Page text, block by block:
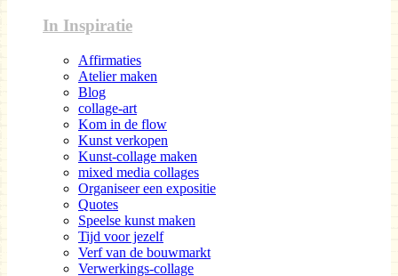
In Inspiratie
Affirmaties
Atelier maken
Blog
collage-art
Kom in de flow
Kunst verkopen
Kunst-collage maken
mixed media collages
Organiseer een expositie
Quotes
Speelse kunst maken
Tijd voor jezelf
Verf van de bouwmarkt
Verwerkings-collage